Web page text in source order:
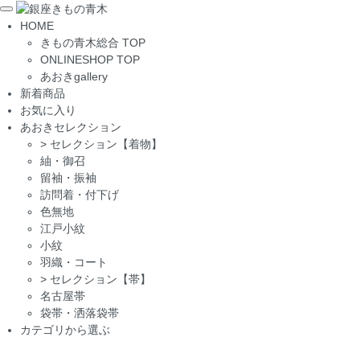
Toggle
navigation
HOME
きもの青木総合 TOP
ONLINESHOP TOP
あおきgallery
新着商品
お気に入り
あおきセレクション
> セレクション【着物】
紬・御召
留袖・振袖
訪問着・付下げ
色無地
江戸小紋
小紋
羽織・コート
> セレクション【帯】
名古屋帯
袋帯・洒落袋帯
カテゴリから選ぶ